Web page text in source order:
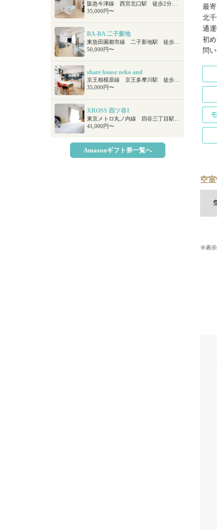
最
北
通
初
問
空室
※表示
35,000円〜
BA-BA 二子新地
50,000円〜
share house neko and
35,000円〜
XROSS 四ツ谷1
41,000円〜
Amazonギフト券一覧へ